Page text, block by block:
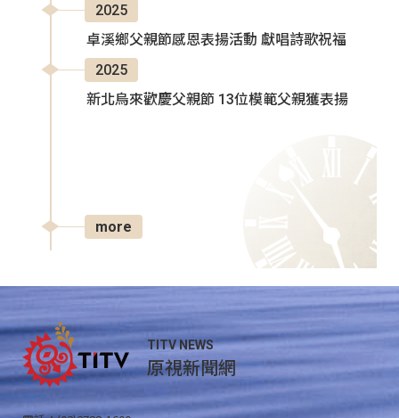
2025
卓溪鄉父親節感恩表揚活動 獻唱詩歌祝福
2025
新北烏來歡慶父親節 13位模範父親獲表揚
more
TITV NEWS
原視新聞網